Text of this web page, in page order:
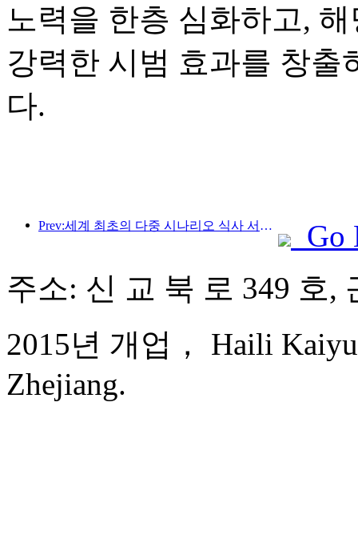
노력을 한층 심화하고,
강력한 시범 효과를 창출
다.
Prev:세계 최초의 다중 시나리오 식사 서비스 특화 휴머노이드 로봇 공개
Go
주소: 신 교 북 로 349 호,
2015년 개업， Haili
Zhejiang.